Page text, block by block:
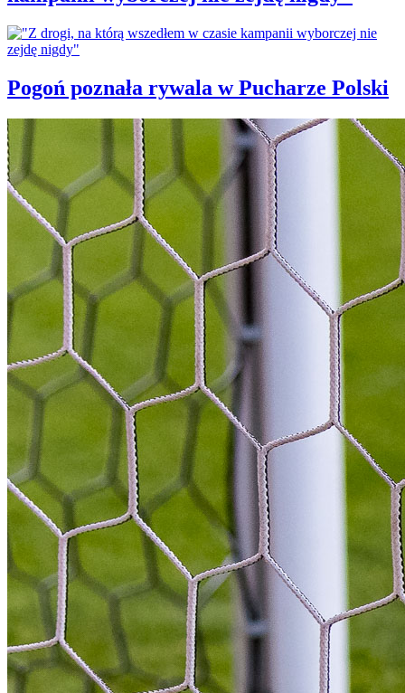
Pogoń poznała rywala w Pucharze Polski